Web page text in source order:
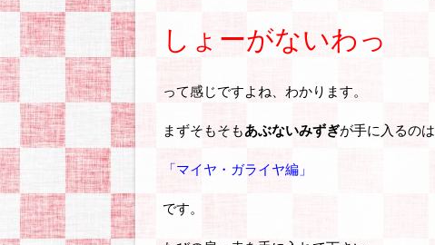
しょーがないわっ
って感じですよね、わかります。
まずそもそもあぶないみずぎが手に入るのは
「マイヤ・ガライヤ編」
です。